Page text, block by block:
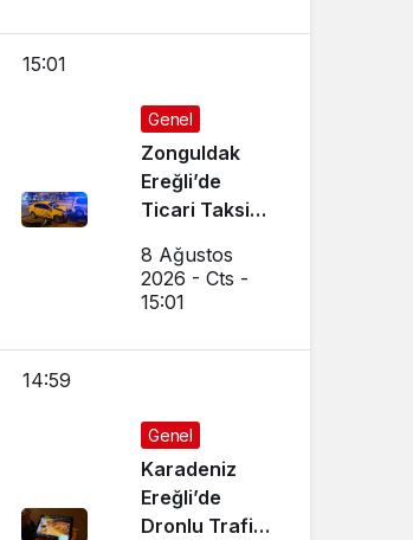
15:01
Genel
Zonguldak
Ereğli’de
Ticari Taksi
Çarpıştı
8 Ağustos
2026 - Cts -
15:01
14:59
Genel
Karadeniz
Ereğli’de
Dronlu Trafik